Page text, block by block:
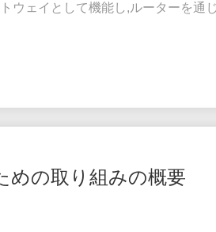
ウェイとして機能し,ルーターを通
処理するには,コアレイヤスイッチ
めの取り組みの概要